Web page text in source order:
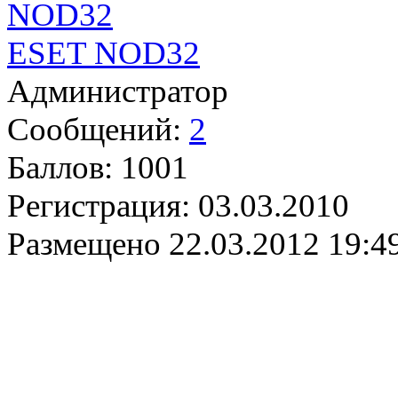
ESET NOD32
Администратор
Сообщений: 2
Баллов: 1001
Регистрация: 03.03.2010
Размещено 22.03.2012